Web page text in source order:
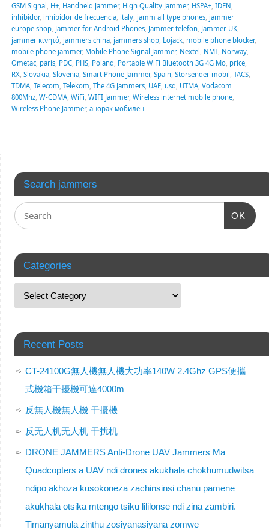
GSM Signal H+, Handheld Jammer, High Quality Jammer, HSPA+, IDEN
inhibidor, inhibidor de frecuencia, italy, jamm all type phones, jammer
europe shop, Jammer for Android Phones, Jammer telefon Jammer UK,
jammer κινητό, jammers china, jammers shop, Lojack, mobile phone blocker,
mobile phone jammer, Mobile Phone Signal Jammer, Nextel NMT, Norway,
Ometac, paris, PDC, PHS, Poland Portable WiFi Bluetooth 3G 4G Mo, price,
RX, Slovakia, Slovenia, Smart Phone Jammer, Spain Störsender mobil TACS,
TDMA, Telecom Telekom The 4G Jammers, UAE, usd UTMA, Vodacom
800Mhz, W-CDMA, WiFi WIFI Jammer, Wireless internet mobile phone,
Wireless Phone Jammer, анорак мобилен
Search jammers
OK
Categories
Recent Posts
CT-24100G無人機無人機大功率140W 2.4Ghz GPS便攜
式機箱干擾機可達4000m
反無人機無人機 干擾機
反无人机无人机 干扰机
DRONE JAMMERS Anti-Drone UAV Jammers Ma
Quadcopters a UAV ndi drones akukhala chokhumudwitsa
ndipo akhoza kusokoneza zachinsinsi chanu pamene
akukhala otsika mtengo tsiku lililonse ndi zina zambiri.
Timanyamula zinthu zosiyanasiyana zomwe